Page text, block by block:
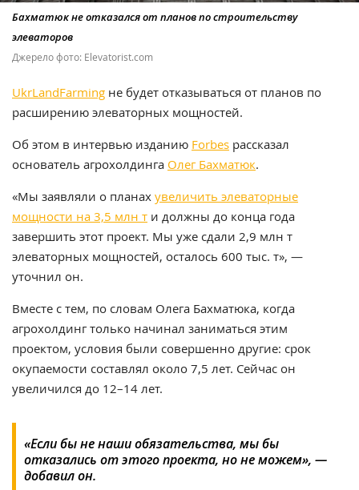
Бахматюк не отказался от планов по строительству
элеваторов
Джерело фото: Еlevatorist.com
UkrLandFarming не будет отказываться от планов по
расширению элеваторных мощностей.
Об этом в интервью изданию Forbes рассказал
основатель агрохолдинга Олег Бахматюк.
«Мы заявляли о планах увеличить элеваторные
мощности на 3,5 млн т и должны до конца года
завершить этот проект. Мы уже сдали 2,9 млн т
элеваторных мощностей, осталось 600 тыс. т», —
уточнил он.
Вместе с тем, по словам Олега Бахматюка, когда
агрохолдинг только начинал заниматься этим
проектом, условия были совершенно другие: срок
окупаемости составлял около 7,5 лет. Сейчас он
увеличился до 12–14 лет.
«Если бы не наши обязательства, мы бы
отказались от этого проекта, но не можем», —
добавил он.